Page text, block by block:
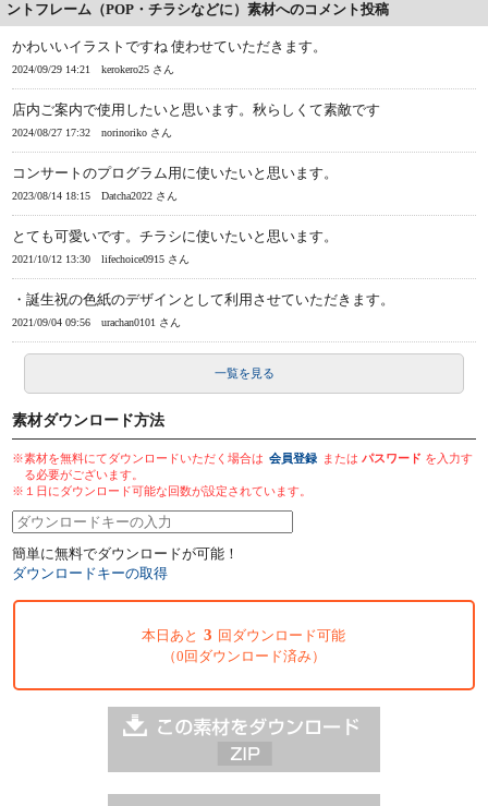
ントフレーム（POP・チラシなどに）素材へのコメント投稿
かわいいイラストですね 使わせていただきます。
2024/09/29 14:21 kerokero25 さん
店内ご案内で使用したいと思います。秋らしくて素敵です
2024/08/27 17:32 norinoriko さん
コンサートのプログラム用に使いたいと思います。
2023/08/14 18:15 Datcha2022 さん
とても可愛いです。チラシに使いたいと思います。
2021/10/12 13:30 lifechoice0915 さん
・誕生祝の色紙のデザインとして利用させていただきます。
2021/09/04 09:56 urachan0101 さん
一覧を見る
素材ダウンロード方法
※素材を無料にてダウンロードいただく場合は 会員登録 またはパスワード を入力す
る必要がございます。
※１日にダウンロード可能な回数が設定されています。
簡単に無料でダウンロードが可能！
ダウンロードキーの取得
本日あと 3 回ダウンロード可能
（0回ダウンロード済み）